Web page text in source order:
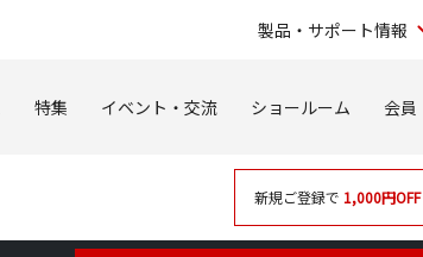
製品・サポート情報
特集 イベント・交流 ショールーム 会員
新規ご登録で 1,000円OFF